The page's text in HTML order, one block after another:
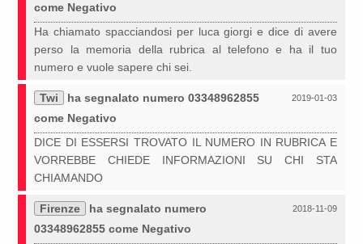
come Negativo
Ha chiamato spacciandosi per luca giorgi e dice di avere
perso la memoria della rubrica al telefono e ha il tuo
numero e vuole sapere chi sei.
2019-01-03
Twi
ha segnalato numero 03348962855
come Negativo
DICE DI ESSERSI TROVATO IL NUMERO IN RUBRICA E
VORREBBE CHIEDE INFORMAZIONI SU CHI STA
CHIAMANDO
2018-11-09
Firenze
ha segnalato numero
03348962855 come Negativo